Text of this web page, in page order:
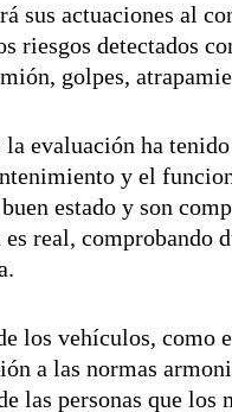
sus actuaciones al
riesgos detectados
golpes,
evaluación ha
y el
estado y son
real, comprobando
los vehículos, como
a las normas
las personas que los